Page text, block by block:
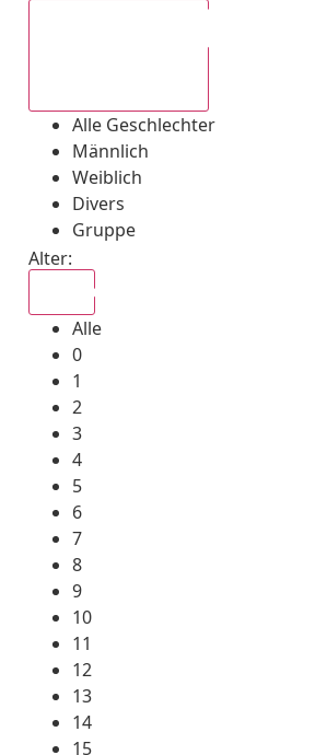
Alle Geschlechter
Männlich
Weiblich
Divers
Gruppe
Alter:
Alle
0
1
2
3
4
5
6
7
8
9
10
11
12
13
14
15